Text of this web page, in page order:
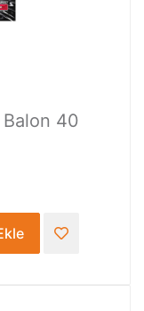
Balon 40
Ekle